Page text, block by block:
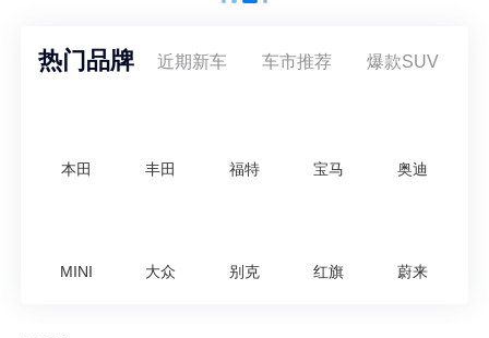
热门品牌 近期新车 车市推荐 爆款SUV
本田 丰田 福特 宝马 奥迪
MINI 大众 别克 红旗 蔚来